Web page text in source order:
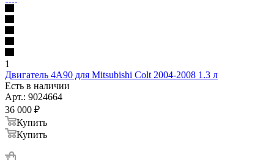
1
Двигатель 4A90 для Mitsubishi Colt 2004-2008 1.3 л
Есть в наличии
Арт.: 9024664
36 000 ₽
Купить
Купить